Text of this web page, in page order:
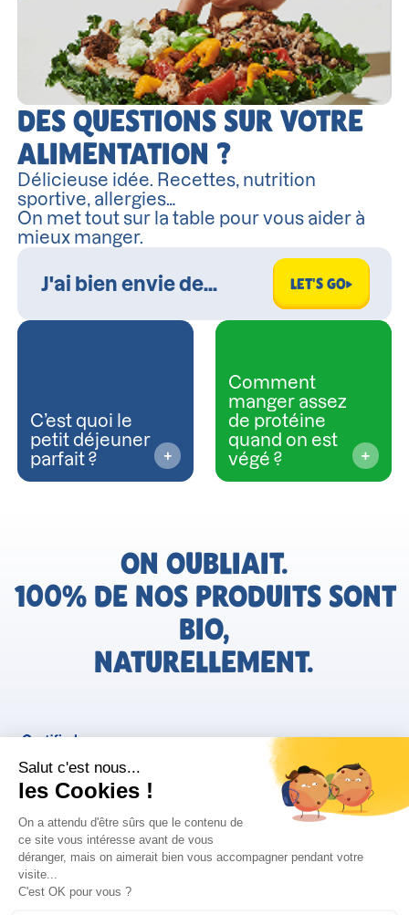
DES QUESTIONS SUR VOTRE
ALIMENTATION ?
Délicieuse idée. Recettes, nutrition
sportive, allergies…
On met tout sur la table pour vous aider à
mieux manger.
LET'S GO
C’est quoi le
petit déjeuner
parfait ?
Comment
manger assez
de protéine
quand on est
végé ?
ON OUBLIAIT.
100% DE NOS PRODUITS SONT
BIO,
NATURELLEMENT.
FR
Bjorg pour les pros
Instagram Facebook
Retrouvez les informations AGEC de nos produits sur le site